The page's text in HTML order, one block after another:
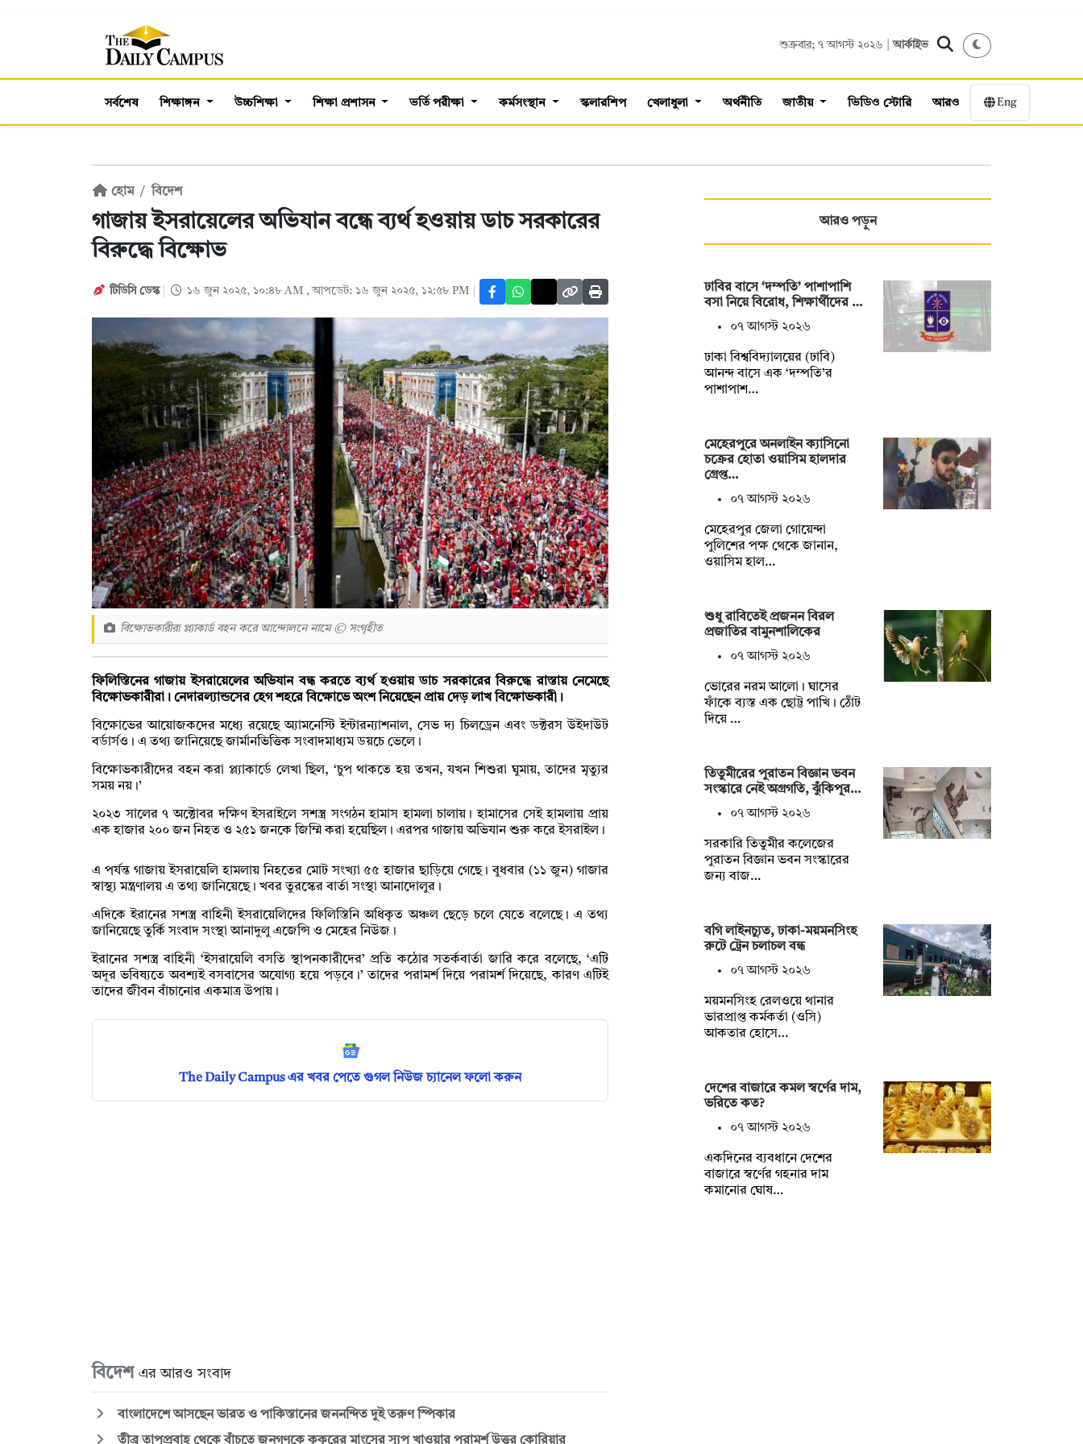
শুক্রবার; ৭ আগস্ট ২০২৬ |আর্কাইভ
সর্বশেষ শিক্ষাঙ্গন উচ্চশিক্ষা শিক্ষা প্রশাসন ভর্তি পরীক্ষা কর্মসংস্থান স্কলারশিপ খেলাধুলা অর্থনীতি জাতীয় ভিডিও স্টোরি আরও Eng
হোম বিদেশ
গাজায় ইসরায়েলের অভিযান বন্ধে ব্যর্থ হওয়ায় ডাচ সরকারের
বিরুদ্ধে বিক্ষোভ
টিডিসি ডেস্ক ১৬ জুন ২০২৫, ১০:৪৮ AM , আপডেট: ১৬ জুন ২০২৫, ১২:৫৮ PM
বিক্ষোভকারীরা প্ল্যাকার্ড বহন করে আন্দোলনে নামে © সংগৃহীত
ফিলিস্তিনের গাজায় ইসরায়েলের অভিযান বন্ধ করতে ব্যর্থ হওয়ায় ডাচ সরকারের বিরুদ্ধে রাস্তায় নেমেছে
বিক্ষোভকারীরা। নেদারল্যান্ডসের হেগ শহরে বিক্ষোভে অংশ নিয়েছেন প্রায় দেড় লাখ বিক্ষোভকারী।
বিক্ষোভের আয়োজকদের মধ্যে রয়েছে অ্যামনেস্টি ইন্টারন্যাশনাল, সেভ দ্য চিলড্রেন এবং ডক্টরস উইদাউট
বর্ডার্সও। এ তথ্য জানিয়েছে জার্মানভিত্তিক সংবাদমাধ্যম ডয়চে ভেলে।
বিক্ষোভকারীদের বহন করা প্ল্যাকার্ডে লেখা ছিল, ‘চুপ থাকতে হয় তখন, যখন শিশুরা ঘুমায়, তাদের মৃত্যুর
সময় নয়।’
২০২৩ সালের ৭ অক্টোবর দক্ষিণ ইসরাইলে সশস্ত্র সংগঠন হামাস হামলা চালায়। হামাসের সেই হামলায় প্রায়
এক হাজার ২০০ জন নিহত ও ২৫১ জনকে জিম্মি করা হয়েছিল। এরপর গাজায় অভিযান শুরু করে ইসরাইল।
এ পর্যন্ত গাজায় ইসরায়েলি হামলায় নিহতের মোট সংখ্যা ৫৫ হাজার ছাড়িয়ে গেছে। বুধবার (১১ জুন) গাজার
স্বাস্থ্য মন্ত্রণালয় এ তথ্য জানিয়েছে। খবর তুরস্কের বার্তা সংস্থা আনাদোলুর।
এদিকে ইরানের সশস্ত্র বাহিনী ইসরায়েলিদের ফিলিস্তিনি অধিকৃত অঞ্চল ছেড়ে চলে যেতে বলেছে। এ তথ্য
জানিয়েছে তুর্কি সংবাদ সংস্থা আনাদুলু এজেন্সি ও মেহের নিউজ।
ইরানের সশস্ত্র বাহিনী ‘ইসরায়েলি বসতি স্থাপনকারীদের’ প্রতি কঠোর সতর্কবার্তা জারি করে বলেছে, ‌‌‘এটি
অদূর ভবিষ্যতে অবশ্যই বসবাসের অযোগ্য হয়ে পড়বে।’ তাদের পরামর্শ দিয়ে পরামর্শ দিয়েছে, কারণ এটিই
তাদের জীবন বাঁচানোর একমাত্র উপায়।
The Daily Campus এর খবর পেতে গুগল নিউজ চ্যানেল ফলো করুন
বিদেশ এর আরও সংবাদ
বাংলাদেশে আসছেন ভারত ও পাকিস্তানের জননন্দিত দুই তরুণ স্পিকার
তীব্র তাপপ্রবাহ থেকে বাঁচতে জনগণকে কুকুরের মাংসের স্যুপ খাওয়ার পরামর্শ উত্তর কোরিয়ার
আরও পড়ুন
ঢাবির বাসে ‘দম্পতি’ পাশাপাশি
বসা নিয়ে বিরোধ, শিক্ষার্থীদের …
০৭ আগস্ট ২০২৬
ঢাকা বিশ্ববিদ্যালয়ের (ঢাবি)
আনন্দ বাসে এক ‘দম্পতি’র
পাশাপাশ…
মেহেরপুরে অনলাইন ক্যাসিনো
চক্রের হোতা ওয়াসিম হালদার
গ্রেপ্ত…
০৭ আগস্ট ২০২৬
মেহেরপুর জেলা গোয়েন্দা
পুলিশের পক্ষ থেকে জানান,
ওয়াসিম হাল…
শুধু রাবিতেই প্রজনন বিরল
প্রজাতির বামুনশালিকের
০৭ আগস্ট ২০২৬
ভোরের নরম আলো। ঘাসের
ফাঁকে ব্যস্ত এক ছোট্ট পাখি। ঠোঁট
দিয়ে …
তিতুমীরের পুরাতন বিজ্ঞান ভবন
সংস্কারে নেই অগ্রগতি, ঝুঁকিপূর…
০৭ আগস্ট ২০২৬
সরকারি তিতুমীর কলেজের
পুরাতন বিজ্ঞান ভবন সংস্কারের
জন্য বাজ…
বগি লাইনচ্যুত, ঢাকা-ময়মনসিংহ
রুটে ট্রেন চলাচল বন্ধ
০৭ আগস্ট ২০২৬
ময়মনসিংহ রেলওয়ে থানার
ভারপ্রাপ্ত কর্মকর্তা (ওসি)
আকতার হোসে…
দেশের বাজারে কমল স্বর্ণের দাম,
ভরিতে কত?
০৭ আগস্ট ২০২৬
একদিনের ব্যবধানে দেশের
বাজারে স্বর্ণের গহনার দাম
কমানোর ঘোষ…